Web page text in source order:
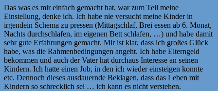
Das was es mir einfach gemacht hat, war zum Teil meine
Einstellung, denke ich. Ich habe nie versucht meine Kinder in
irgendein Schema zu pressen (Mittagschlaf, Brei essen ab 6. Monat,
Nachts durchschlafen, im eigenen Bett schlafen, …) und habe damit
sehr gute Erfahrungen gemacht. Mir ist klar, dass ich großes Glück
habe, was die Rahmenbedingungen angeht. Ich habe Elterngeld
bekommen und auch der Vater hat durchaus Interesse an seinen
Kindern. Ich hatte einen Job, in den ich wieder einsteigen konnte
etc. Dennoch dieses ausdauernde Beklagen, dass das Leben mit
Kindern so schrecklich sei … ich kann es nicht verstehen.